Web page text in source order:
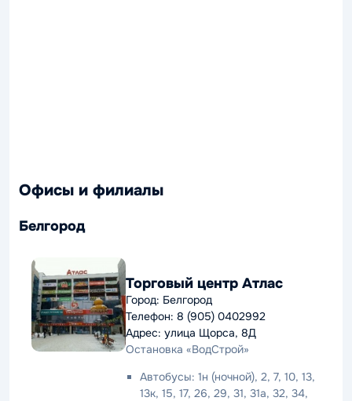
Офисы и филиалы
Белгород
Торговый центр Атлас
Город: Белгород
Телефон: 8 (905) 0402992
Адрес: улица Щорса, 8Д
Остановка «ВодСтрой»
Автобусы: 1н (ночной), 2, 7, 10, 13,
13к, 15, 17, 26, 29, 31, 31а, 32, 34,